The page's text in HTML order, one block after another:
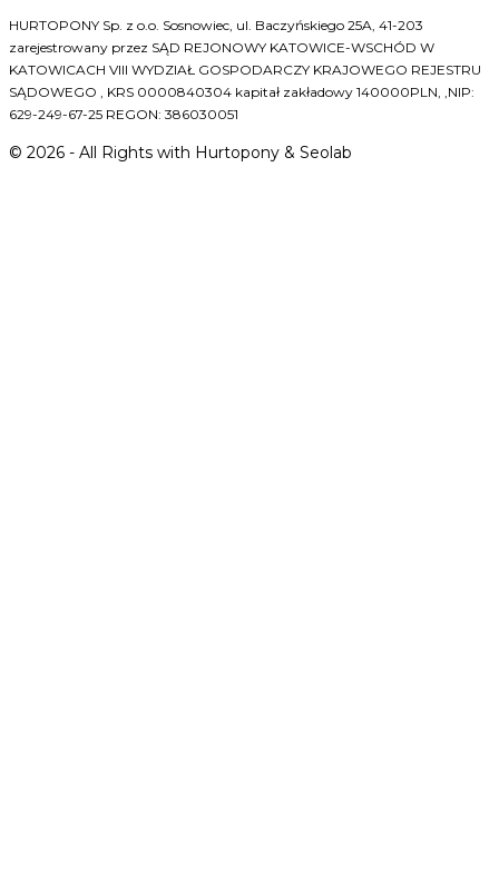
HURTOPONY Sp. z o.o. Sosnowiec, ul. Baczyńskiego 25A, 41-203
zarejestrowany przez SĄD REJONOWY KATOWICE-WSCHÓD W
KATOWICACH VIII WYDZIAŁ GOSPODARCZY KRAJOWEGO REJESTRU
SĄDOWEGO , KRS 0000840304 kapitał zakładowy 140000PLN, ,NIP:
629-249-67-25 REGON: 386030051
© 2026 - All Rights with Hurtopony & Seolab